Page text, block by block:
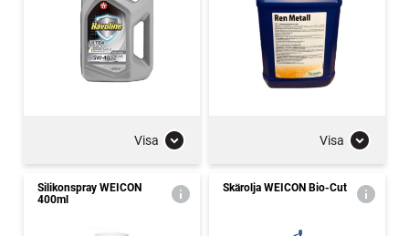
Visa Visa
Silikonspray WEICON
400ml
Skärolja WEICON Bio-Cut